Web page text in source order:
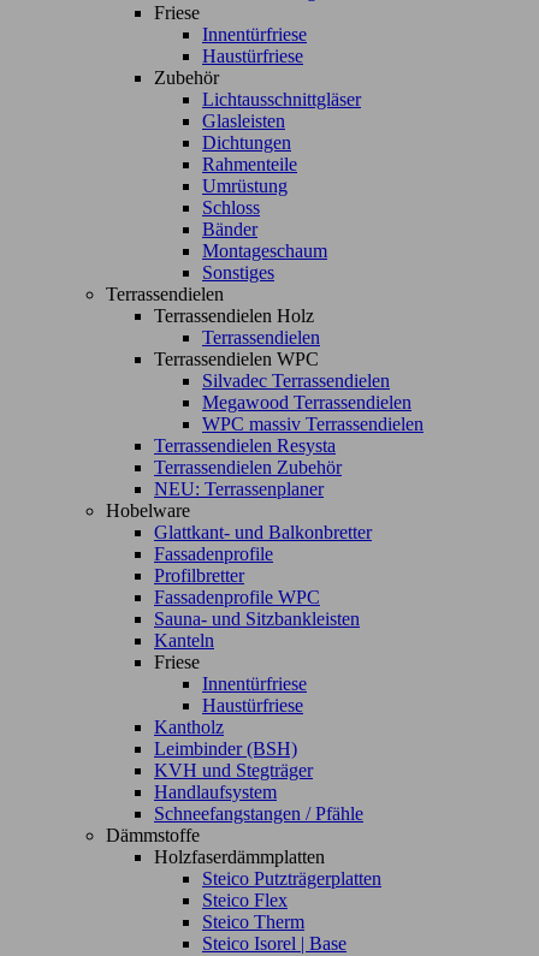
Friese
Innentürfriese
Haustürfriese
Zubehör
Lichtausschnittgläser
Glasleisten
Dichtungen
Rahmenteile
Umrüstung
Schloss
Bänder
Montageschaum
Sonstiges
Terrassendielen
Terrassendielen Holz
Terrassendielen
Terrassendielen WPC
Silvadec Terrassendielen
Megawood Terrassendielen
WPC massiv Terrassendielen
Terrassendielen Resysta
Terrassendielen Zubehör
NEU: Terrassenplaner
Hobelware
Glattkant- und Balkonbretter
Fassadenprofile
Profilbretter
Fassadenprofile WPC
Sauna- und Sitzbankleisten
Kanteln
Friese
Innentürfriese
Haustürfriese
Kantholz
Leimbinder (BSH)
KVH und Stegträger
Handlaufsystem
Schneefangstangen / Pfähle
Dämmstoffe
Holzfaserdämmplatten
Steico Putzträgerplatten
Steico Flex
Steico Therm
Steico Isorel | Base